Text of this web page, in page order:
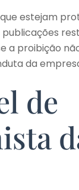
estejam
a proibição
da
de